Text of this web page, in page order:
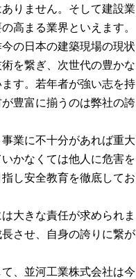
りません。そして建設業
高まる業界といえます。
の日本の建築現場の現状
を繋ぎ、次世代の豊かな
す。若年者が強い志を持
豊富に揃うのは弊社の誇
業に不十分があれば重大
かなくては他人に危害を
し安全教育を徹底してお
大きな責任が求められま
させ、自身の誇りに繋が
、並河工業株式会社は今